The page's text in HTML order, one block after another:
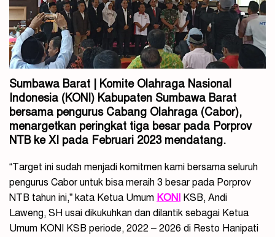
Sumbawa Barat | Komite Olahraga Nasional
Indonesia (KONI) Kabupaten Sumbawa Barat
bersama pengurus Cabang Olahraga (Cabor),
menargetkan peringkat tiga besar pada Porprov
NTB ke XI pada Februari 2023 mendatang.
“Target ini sudah menjadi komitmen kami bersama seluruh
pengurus Cabor untuk bisa meraih 3 besar pada Porprov
NTB tahun ini,” kata Ketua Umum KONI KSB, Andi
Laweng, SH usai dikukuhkan dan dilantik sebagai Ketua
Umum KONI KSB periode, 2022 – 2026 di Resto Hanipati